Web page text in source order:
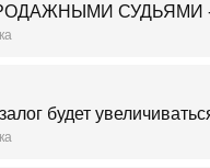
СУДЬЯМИ
будет